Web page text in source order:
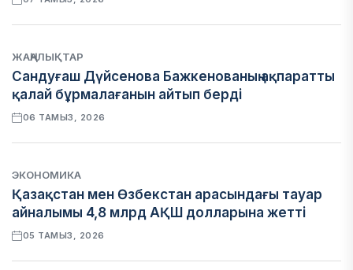
ЖАҢАЛЫҚТАР
Сандуғаш Дүйсенова Бажкенованың ақпаратты
қалай бұрмалағанын айтып берді
06 ТАМЫЗ, 2026
ЭКОНОМИКА
Қазақстан мен Өзбекстан арасындағы тауар
айналымы 4,8 млрд АҚШ долларына жетті
05 ТАМЫЗ, 2026